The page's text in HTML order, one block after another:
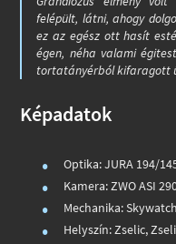
felépült, látni, ahogy
ez az egész ott hasít
égen, néha valami
tortatányérból kifaragott
Képadatok
Optika: JURA 194/
Kamera: ZWO ASI
Mechanika:
Helyszín: Zselic,